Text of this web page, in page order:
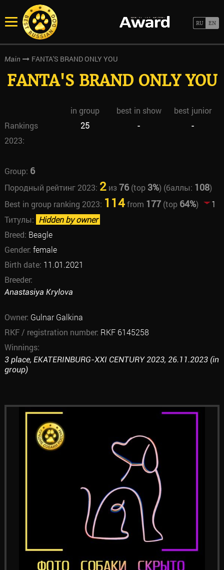
Main FANTA'S BRAND ONLY YOU
FANTA'S BRAND ONLY YOU
in group best in show
best junior
Rankings
2023:
25 - -
Group: 6
Породный рейтинг 2023: 2из76(top 3%) (баллы: 108)
Best in group ranking 2023: 114from 177(top 64%)
1
Титулы: Hidden by owner
Breed: Beagle
Gender: female
Birth date: 11.01.2021
Breeder:
Anastasiya Krylova
Owner: Gulnar Galkina
RKF / registration number: RKF 6145258
Winnings:
3 place, EKATERINBURG-XXI CENTURY 2023, 26.11.2023 (in
group)